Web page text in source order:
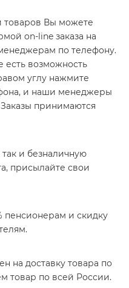
товаров Вы можете
on-line заказа на
по телефону.
есть возможность
углу нажмите
и наши менеджеры
принимаются
и безналичную
присылайте свои
пенсионерам и скидку
на доставку товара по
товар по всей России.